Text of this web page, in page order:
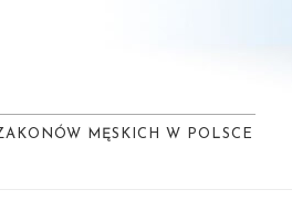
MĘSKICH W POLSCE